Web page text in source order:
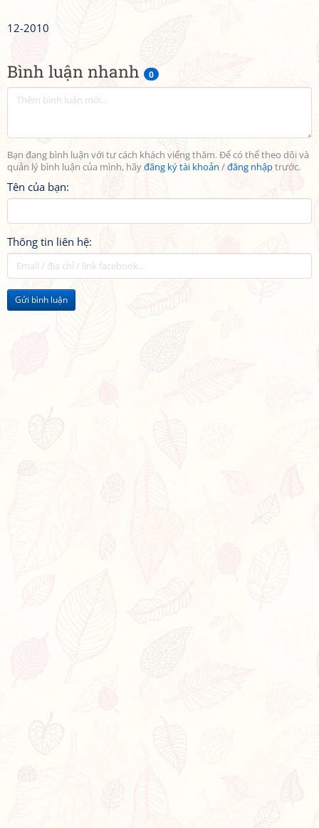
Bình luận nhanh 0
Bạn đang bình luận với tư cách khách viếng thăm. Để có thể theo dõi và
quản lý bình luận của mình, hãyđăng ký tài khoản /đăng nhậptrước.
Tên của bạn:
Thông tin liên hệ:
Gửi bình luận
12-2010